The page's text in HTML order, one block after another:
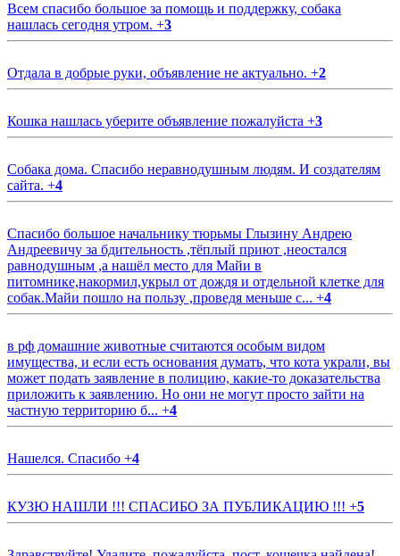
Всем спасибо большое за помощь и поддержку, собака
нашлась сегодня утром. +3
Отдала в добрые руки, объявление не актуально. +2
Кошка нашлась уберите объявление пожалуйста +3
Собака дома. Спасибо неравнодушным людям. И создателям
сайта. +4
Спасибо большое начальнику тюрьмы Глызину Андрею
Андреевичу за бдительность ,тёплый приют ,неостался
равнодушным ,а нашёл место для Майи в
питомнике,накормил,укрыл от дождя и отдельной клетке для
собак.Майи пошло на пользу ,проведя меньше с... +4
в рф домашние животные считаются особым видом
имущества, и если есть основания думать, что кота украли, вы
может подать заявление в полицию, какие-то доказательства
приложить к заявлению. Но они не могут просто зайти на
частную территорию б... +4
Нашелся. Спасибо +4
КУЗЮ НАШЛИ !!! СПАСИБО ЗА ПУБЛИКАЦИЮ !!! +5